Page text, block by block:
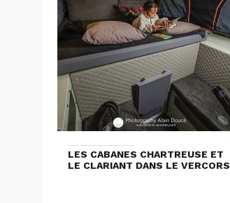
LES CABANES CHARTREUSE ET
LE CLARIANT DANS LE VERCORS